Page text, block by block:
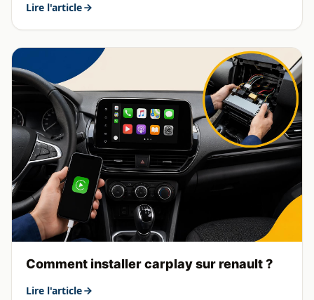
Lire l'article
Comment installer carplay sur renault ?
Lire l'article